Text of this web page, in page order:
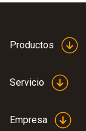
Productos
Servicio
Empresa